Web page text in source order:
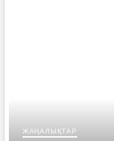
ЖАҢАЛЫҚТАР